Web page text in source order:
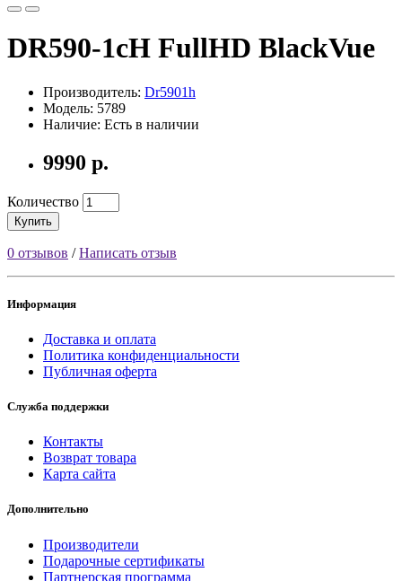
DR590-1сH FullHD BlackVue
Производитель: Dr5901h
Модель: 5789
Наличие: Есть в наличии
9990 р.
Количество
Купить
0 отзывов /Написать отзыв
Информация
Доставка и оплата
Политика конфиденциальности
Публичная оферта
Служба поддержки
Контакты
Возврат товара
Карта сайта
Дополнительно
Производители
Подарочные сертификаты
Партнерская программа